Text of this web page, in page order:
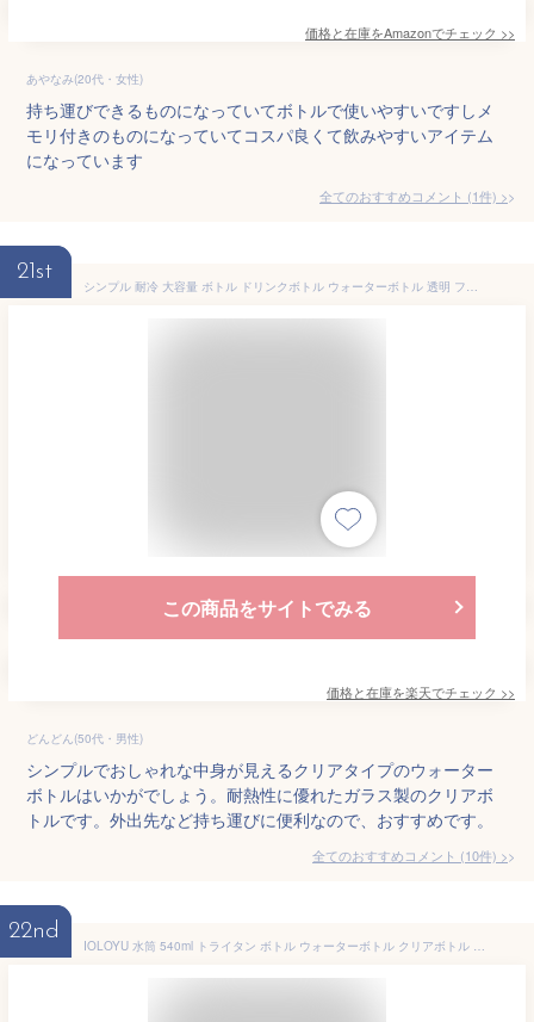
価格と在庫をAmazonでチェック >>
あやなみ(20代・女性)
持ち運びできるものになっていてボトルで使いやすいですしメ
モリ付きのものになっていてコスパ良くて飲みやすいアイテム
になっています
全てのおすすめコメント (1件) >
21st
シンプル 耐冷 大容量 ボトル ドリンクボトル ウォーターボトル 透明 フィルター付き ガラス 水筒 断熱カバー付き おしゃれ 耐熱 480ml ガラス ボトル 直飲み 水 お茶 男女兼用 マイボトル 漏れ防止 軽量 持ち運び 仕事 おしゃれ 可愛い アウトドア 通勤 スポーツ 340ml
この商品をサイトでみる
価格と在庫を楽天でチェック >>
どんどん(50代・男性)
シンプルでおしゃれな中身が見えるクリアタイプのウォーター
ボトルはいかがでしょう。耐熱性に優れたガラス製のクリアボ
トルです。外出先など持ち運びに便利なので、おすすめです。
全てのおすすめコメント (10件) >
22nd
IOLOYU 水筒 540ml トライタン ボトル ウォーターボトル クリアボトル プラスチック メモリ付き水筒 クリアボトル bpaフリー ボトル 子供 男の子 女の子 洗いやすい 軽量 水 ボトル 手を入れて洗える水筒 透明 広口 water bottle 直飲み アウトドア 水筒 飲んだ量がわかる水筒 軽い 漏れない水筒 透明ボトル (ブルー)